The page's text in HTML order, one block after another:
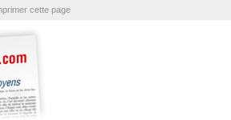
cette page